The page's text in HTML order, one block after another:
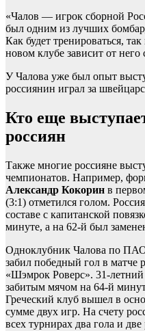
«Чалов — игрок сборной
был одним из лучших
Как будет тренироваться,
новом клубе зависит от
У Чалова уже был опыт
россиянин играл за
Кто еще
россиян
Также многие россияне
чемпионатов. Например,
Александр Кокорин в
(3:1) отметился голом.
составе с капитанской
минуте, а на 62-й был
Одноклубник Чалова по
забил победный гол в
«Шэмрок Роверс». 31-
забитым мячом на 64-й
Греческий клуб вышел в
сумме двух игр. На счету
всех турнирах два гола и